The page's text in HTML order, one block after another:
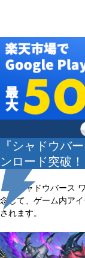
『シャドウバ
ンロード突破
『シャドウバース ワ
念して、ゲーム内ア
されます。